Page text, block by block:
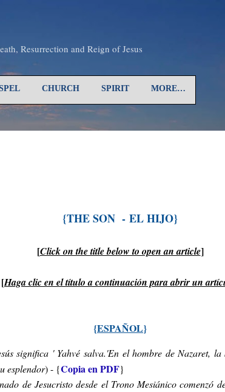
Resurrection and Reign of Jesus
CHURCH SPIRIT MORE…
{THE SON - ELHIJO}
[Click on the title below to open an article]
[Haga clicen el título acontinuación paraabrirun
{ESPAÑOL}
significa ' Yahvé salva.'En el hombre de Nazaret,
esplendor) - {Copia en PDF}
de Jesucristo desde el Trono Mesiánico comenzó